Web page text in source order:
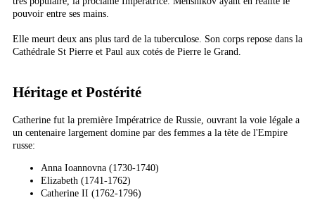
pouvoir entre ses mains.
Elle meurt deux ans plus tard de la tuberculose. Son corps repose dans la
Cathédrale St Pierre et Paul aux cotés de Pierre le Grand.
Héritage et Postérité
Catherine fut la première Impératrice de Russie, ouvrant la voie légale a
un centenaire largement domine par des femmes a la tète de l'Empire
russe:
Anna Ioannovna (1730-1740)
Elizabeth (1741-1762)
Catherine II (1762-1796)